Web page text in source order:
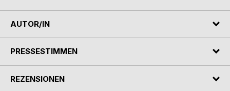
AUTOR/IN
PRESSESTIMMEN
REZENSIONEN